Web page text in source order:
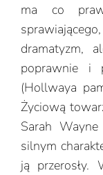
ma co
dramatyzm,
poprawnie i
(Hollwaya
Życiową
Sarah
silnym
ją przerosły.